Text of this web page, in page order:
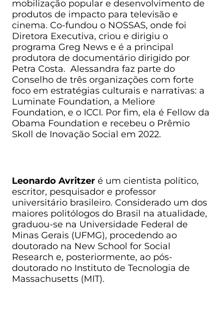
mobilização popular e desenvolvimento de
produtos de impacto para televisão e
cinema. Co-fundou o NOSSAS, onde foi
Diretora Executiva, criou e dirigiu o
programa Greg News e é a principal
produtora de documentário dirigido por
Petra Costa. Alessandra faz parte do
Conselho de três organizações com forte
foco em estratégias culturais e narrativas: a
Luminate Foundation, a Meliore
Foundation, e o ICCI. Por fim, ela é Fellow da
Obama Foundation e recebeu o Prêmio
Skoll de Inovação Social em 2022.
Leonardo Avritzer é um cientista político,
escritor, pesquisador e professor
universitário brasileiro. Considerado um dos
maiores politólogos do Brasil na atualidade,
graduou-se na Universidade Federal de
Minas Gerais (UFMG), procedendo ao
doutorado na New School for Social
Research e, posteriormente, ao pós-
doutorado no Instituto de Tecnologia de
Massachusetts (MIT).